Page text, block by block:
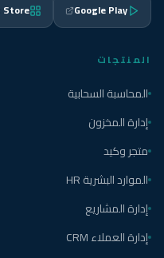
Google Play
المنتجات
المحاسبة السحابية
إدارة المخزون
متجر وكيد
الموارد البشرية HR
إدارة المشاريع
إدارة العملاء CRM